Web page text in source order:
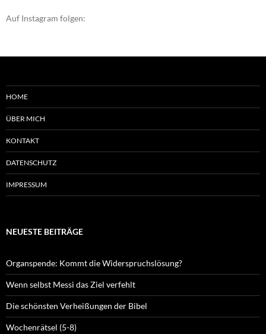
Auf Instagram folgen:
HOME
ÜBER MICH
KONTAKT
DATENSCHUTZ
IMPRESSUM
NEUESTE BEITRÄGE
Organspende: Kommt die Widerspruchslösung?
Wenn selbst Messi das Ziel verfehlt
Die schönsten Verheißungen der Bibel
Wochenrätsel (5-8)